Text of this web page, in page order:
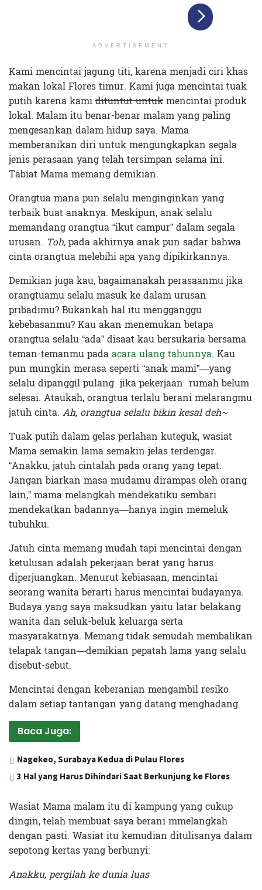
ADVERTISEMENT
Kami mencintai jagung titi, karena menjadi ciri khas
makan lokal Flores timur. Kami juga mencintai tuak
putih karena kamidituntut untukmencintai produk
lokal. Malam itu benar-benar malam yang paling
mengesankan dalam hidup saya. Mama
memberanikan diri untuk mengungkapkan segala
jenis perasaan yang telah tersimpan selama ini.
Tabiat Mama memang demikian.
Orangtua mana pun selalu menginginkan yang
terbaik buat anaknya. Meskipun, anak selalu
memandang orangtua “ikut campur” dalam segala
urusan. Toh,pada akhirnya anak pun sadar bahwa
cinta orangtua melebihi apa yang dipikirkannya.
Demikian juga kau, bagaimanakah perasaanmu jika
orangtuamu selalu masuk ke dalam urusan
pribadimu? Bukankah hal itu mengganggu
kebebasanmu? Kau akan menemukan betapa
orangtua selalu “ada” disaat kau bersukaria bersama
teman-temanmu padaacara ulang tahunnya. Kau
pun mungkin merasa seperti “anak mami”—yang
selalu dipanggil pulang jika pekerjaan rumah belum
selesai. Ataukah, orangtua terlalu berani melarangmu
jatuh cinta. Ah, orangtua selalu bikin kesal deh~
Tuak putih dalam gelas perlahan kuteguk, wasiat
Mama semakin lama semakin jelas terdengar.
“Anakku, jatuh cintalah pada orang yang tepat.
Jangan biarkan masa mudamu dirampas oleh orang
lain,” mama melangkah mendekatiku sembari
mendekatkan badannya—hanya ingin memeluk
tubuhku.
Jatuh cinta memang mudah tapi mencintai dengan
ketulusan adalah pekerjaan berat yang harus
diperjuangkan. Menurut kebiasaan, mencintai
seorang wanita berarti harus mencintai budayanya.
Budaya yang saya maksudkan yaitu latar belakang
wanita dan seluk-beluk keluarga serta
masyarakatnya. Memang tidak semudah membalikan
telapak tangan—demikian pepatah lama yang selalu
disebut-sebut.
Mencintai dengan keberanian mengambil resiko
dalam setiap tantangan yang datang menghadang.
Baca Juga:
Nagekeo, Surabaya Kedua di Pulau Flores
3 Hal yang Harus Dihindari Saat Berkunjung ke Flores
Wasiat Mama malam itu di kampung yang cukup
dingin, telah membuat saya berani mmelangkah
dengan pasti. Wasiat itu kemudian ditulisanya dalam
sepotong kertas yang berbunyi:
Anakku, pergilah ke dunia luas